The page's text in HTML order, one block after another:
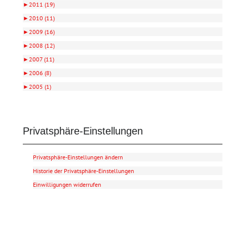
►2011 (19)
►2010 (11)
►2009 (16)
►2008 (12)
►2007 (11)
►2006 (8)
►2005 (1)
Privatsphäre-Einstellungen
Privatsphäre-Einstellungen ändern
Historie der Privatsphäre-Einstellungen
Einwilligungen widerrufen